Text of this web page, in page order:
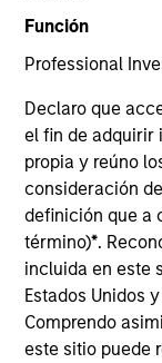
Función
Professional
Declaro que
el fin de adquirir
propia y reúno
consideración de
definición que a
término)*.
incluida en este
Estados Unidos
Comprendo
este sitio puede
YEARS OF
EQUIPO
Morgan Stanley
David Zhong is
Stanley’s
joined MSTV in
was an Analyst
Solutions team,